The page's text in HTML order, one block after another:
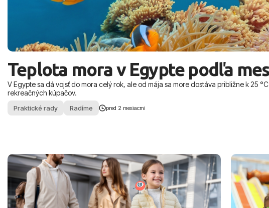
Teplota mora v Egypte podľa
V Egypte sa dá vojsť do mora celý rok, ale od mája sa more dostáva približne k 25
rekreačných kúpačov.
Praktické rady Radíme pred 2 mesiacmi